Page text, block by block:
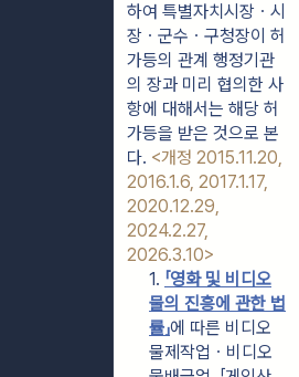
하여 특별자치시장ㆍ시
장ㆍ군수ㆍ구청장이 허
가등의 관계 행정기관
의 장과 미리 협의한 사
항에 대해서는 해당 허
가등을 받은 것으로 본
다. <개정 2015.11.20,
2016.1.6, 2017.1.17,
2020.12.29,
2024.2.27,
2026.3.10>
1. 「영화 및 비디오
물의 진흥에 관한 법
률」에 따른 비디오
물제작업ㆍ비디오